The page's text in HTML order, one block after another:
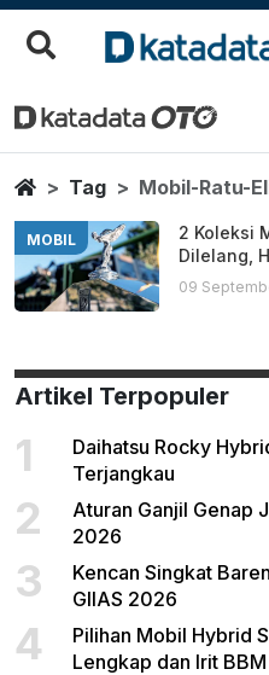
Mobil Ratu
Berita Terbaru
HomeTag Mobil-Ratu-
MOBIL
2 Koleksi
Dilelang,
09
Artikel Terpopuler
1
Daihatsu Rocky
Terjangkau
2
Aturan Ganjil Genap
2026
3
Kencan Singkat
GIIAS 2026
4
Pilihan Mobil Hybrid
Lengkap dan Irit BBM